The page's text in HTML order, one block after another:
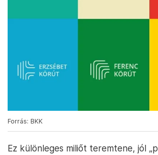
Forrás: BKK
Ez különleges miliőt teremtene, jól